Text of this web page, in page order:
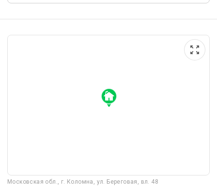
Московская обл., г. Коломна, ул. Береговая, вл. 48